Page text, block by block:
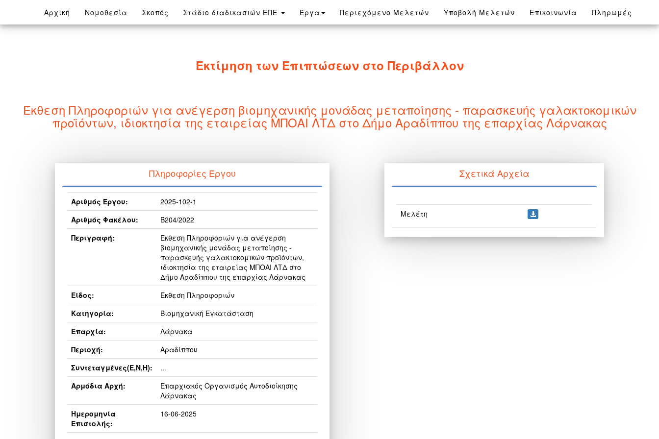
Αρχική Νομοθεσία (current)
Σκοπός Στάδιο διαδικασιών ΕΠΕ Έργα Περιεχόμενο Μελετών Υποβολή Μελετών Επικοινωνία Πληρωμές
Εκτίμηση των Επιπτώσεων στο Περιβάλλον
Έκθεση Πληροφοριών για ανέγερση βιομηχανικής μονάδας μεταποίησης - παρασκευής γαλακτοκομικών
προϊόντων, ιδιοκτησία της εταιρείας ΜΠΟΑΙ ΛΤΔ στο Δήμο Αραδίππου της επαρχίας Λάρνακας
Πληροφορίες Έργου
Αριθμός Έργου:
2025-102-1
Αριθμός Φακέλου:
Β204/2022
Περιγραφή:
Έκθεση Πληροφοριών για ανέγερση
βιομηχανικής μονάδας μεταποίησης -
παρασκευής γαλακτοκομικών προϊόντων,
ιδιοκτησία της εταιρείας ΜΠΟΑΙ ΛΤΔ στο
Δήμο Αραδίππου της επαρχίας Λάρνακας
Είδος:
Έκθεση Πληροφοριών
Κατηγορία:
Βιομηχανική Εγκατάσταση
Επαρχία:
Λάρνακα
Περιοχή:
Αραδίππου
Συντεταγμένες(E,N,H):
...
Αρμόδια Αρχή:
Επαρχιακός Οργανισμός Αυτοδιοίκησης
Λάρνακας
Ημερομηνία
Επιστολής:
16-06-2025
Σχετικά Αρχεία
Μελέτη